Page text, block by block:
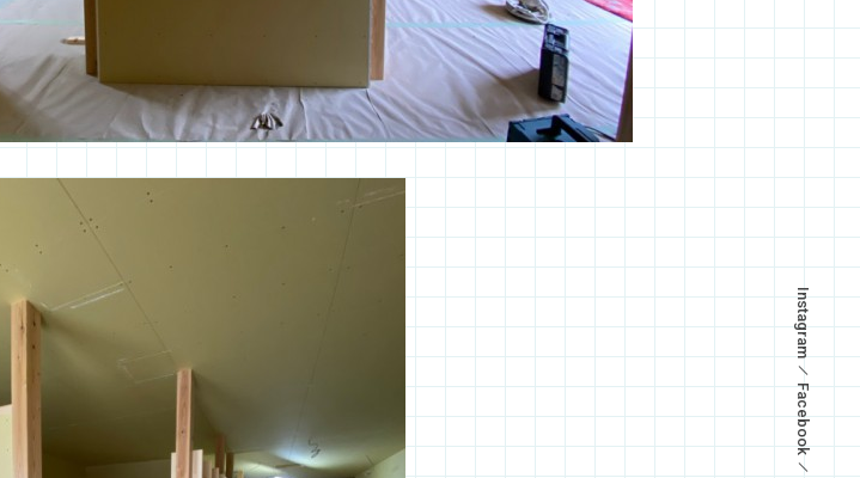
Instagram
Facebook